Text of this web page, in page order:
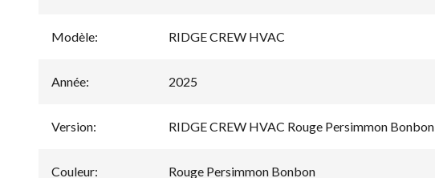
Modèle: RIDGE CREW HVAC
Année: 2025
Version: RIDGE CREW HVAC Rouge Persimmon Bonbon
Couleur: Rouge Persimmon Bonbon